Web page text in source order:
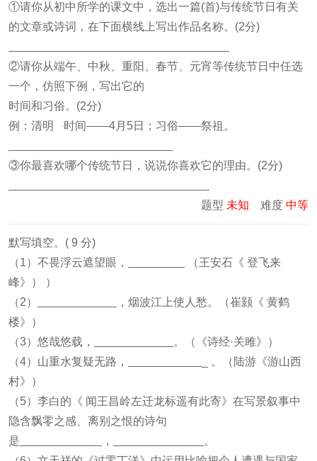
①请你从初中所学的课文中，选出一篇(首)与传统节日有关
的文章或诗词，在下面横线上写出作品名称。(2分)
②请你从端午、中秋、重阳、春节、元宵等传统节日中任选
一个，仿照下例，写出它的
时间和习俗。(2分)
例：清明
时间——4月5日；习俗——祭祖。
③你最喜欢哪个传统节日，说说你喜欢它的理由。(2分)
题型 未知 难度 中等
默写填空。( 9 分)
（1）不畏浮云遮望眼，
（王安石《 登飞来
峰》） ）
（2）
，烟波江上使人愁。（崔颢《 黄鹤
楼》）
（3）悠哉悠载，
。（《诗经·关雎》）
（4）山重水复疑无路，
_ 。（陆游《游山西
村》）
（5）李白的《 闻王昌岭左迁龙标遥有此寄》在写景叙事中
隐含飘零之感、离别之恨的诗句
是
，
。